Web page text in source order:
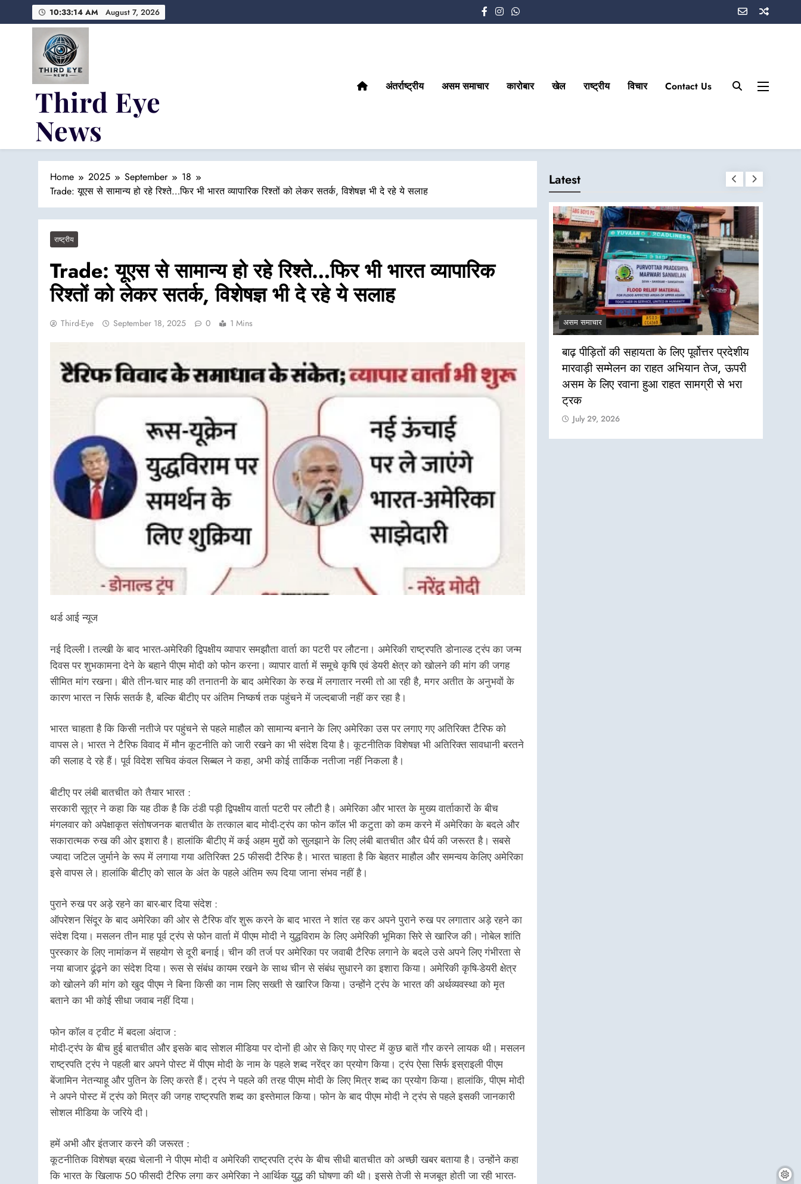
to
10:33:15 AM August 7, 2026
Third Eye
News
अंतर्राष्ट्रीय असम समाचार कारोबार खेल राष्ट्रीय विचार Contact Us
Home 2025 September
18
Trade: यूएस से सामान्य हो रहे रिश्ते…फिर भी भारत व्यापारिक रिश्तों को लेकर सतर्क, विशेषज्ञ भी दे रहे ये सलाह
राष्ट्रीय
Trade: यूएस से सामान्य हो रहे रिश्ते…फिर भी भारत व्यापारिक
रिश्तों को लेकर सतर्क, विशेषज्ञ भी दे रहे ये सलाह
Third-Eye September 18, 2025 0 1 Mins
थर्ड आई न्यूज
नई दिल्ली I तल्खी के बाद भारत-अमेरिकी द्विपक्षीय व्यापार समझौता वार्ता का पटरी पर लौटना। अमेरिकी राष्ट्रपति डोनाल्ड ट्रंप का जन्म
दिवस पर शुभकामना देने के बहाने पीएम मोदी को फोन करना। व्यापार वार्ता में समूचे कृषि एवं डेयरी क्षेत्र को खोलने की मांग की जगह
सीमित मांग रखना। बीते तीन-चार माह की तनातनी के बाद अमेरिका के रुख में लगातार नरमी तो आ रही है, मगर अतीत के अनुभवों के
कारण भारत न सिर्फ सतर्क है, बल्कि बीटीए पर अंतिम निष्कर्ष तक पहुंचने में जल्दबाजी नहीं कर रहा है।
भारत चाहता है कि किसी नतीजे पर पहुंचने से पहले माहौल को सामान्य बनाने के लिए अमेरिका उस पर लगाए गए अतिरिक्त टैरिफ को
वापस ले। भारत ने टैरिफ विवाद में मौन कूटनीति को जारी रखने का भी संदेश दिया है। कूटनीतिक विशेषज्ञ भी अतिरिक्त सावधानी बरतने
की सलाह दे रहे हैं। पूर्व विदेश सचिव कंवल सिब्बल ने कहा, अभी कोई तार्किक नतीजा नहीं निकला है।
बीटीए पर लंबी बातचीत को तैयार भारत :
सरकारी सूत्र ने कहा कि यह ठीक है कि ठंडी पड़ी द्विपक्षीय वार्ता पटरी पर लौटी है। अमेरिका और भारत के मुख्य वार्ताकारों के बीच
मंगलवार को अपेक्षाकृत संतोषजनक बातचीत के तत्काल बाद मोदी-ट्रंप का फोन कॉल भी कटुता को कम करने में अमेरिका के बदले और
सकारात्मक रुख की ओर इशारा है। हालांकि बीटीए में कई अहम मुद्दों को सुलझाने के लिए लंबी बातचीत और धैर्य की जरूरत है। सबसे
ज्यादा जटिल जुर्माने के रूप में लगाया गया अतिरिक्त 25 फीसदी टैरिफ है। भारत चाहता है कि बेहतर माहौल और समन्वय केलिए अमेरिका
इसे वापस ले। हालांकि बीटीए को साल के अंत के पहले अंतिम रूप दिया जाना संभव नहीं है।
पुराने रुख पर अड़े रहने का बार-बार दिया संदेश :
ऑपरेशन सिंदूर के बाद अमेरिका की ओर से टैरिफ वॉर शुरू करने के बाद भारत ने शांत रह कर अपने पुराने रुख पर लगातार अड़े रहने का
संदेश दिया। मसलन तीन माह पूर्व ट्रंप से फोन वार्ता में पीएम मोदी ने युद्धविराम के लिए अमेरिकी भूमिका सिरे से खारिज की। नोबेल शांति
पुरस्कार के लिए नामांकन में सहयोग से दूरी बनाई। चीन की तर्ज पर अमेरिका पर जवाबी टैरिफ लगाने के बदले उसे अपने लिए गंभीरता से
नया बाजार ढूंढ़ने का संदेश दिया। रूस से संबंध कायम रखने के साथ चीन से संबंध सुधारने का इशारा किया। अमेरिकी कृषि-डेयरी क्षेत्र
को खोलने की मांग को खुद पीएम ने बिना किसी का नाम लिए सख्ती से खारिज किया। उन्होंने ट्रंप के भारत की अर्थव्यवस्था को मृत
बताने का भी कोई सीधा जवाब नहीं दिया।
फोन कॉल व ट्वीट में बदला अंदाज :
मोदी-ट्रंप के बीच हुई बातचीत और इसके बाद सोशल मीडिया पर दोनों ही ओर से किए गए पोस्ट में कुछ बातें गौर करने लायक थी। मसलन
राष्ट्रपति ट्रंप ने पहली बार अपने पोस्ट में पीएम मोदी के नाम के पहले शब्द नरेंद्र का प्रयोग किया। ट्रंप ऐसा सिर्फ इस्राइली पीएम
बेंजामिन नेतन्याहू और पुतिन के लिए करते हैं। ट्रंप ने पहले की तरह पीएम मोदी के लिए मित्र शब्द का प्रयोग किया। हालांकि, पीएम मोदी
ने अपने पोस्ट में ट्रंप को मित्र की जगह राष्ट्रपति शब्द का इस्तेमाल किया। फोन के बाद पीएम मोदी ने ट्रंप से पहले इसकी जानकारी
सोशल मीडिया के जरिये दी।
हमें अभी और इंतजार करने की जरूरत :
कूटनीतिक विशेषज्ञ ब्रह्म चेलानी ने पीएम मोदी व अमेरिकी राष्ट्रपति ट्रंप के बीच सीधी बातचीत को अच्छी खबर बताया है। उन्होंने कहा
कि भारत के खिलाफ 50 फीसदी टैरिफ लगा कर अमेरिका ने आर्थिक युद्ध की घोषणा की थी। इससे तेजी से मजबूत होती जा रही भारत-
Latest
पेयजल कूलर का उद्घाटन
July 29, 2026
असम समाचार
बाढ़ पीड़ितों की सहायता के लिए पूर्वोत्तर प्रदेशीय
मारवाड़ी सम्मेलन का राहत अभियान तेज, ऊपरी
असम के लिए रवाना हुआ राहत सामग्री से भरा
ट्रक
July 29, 2026